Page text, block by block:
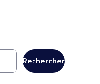
Rechercher